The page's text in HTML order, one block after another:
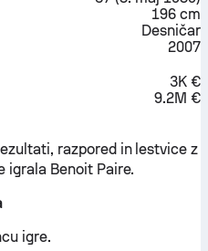
196 cm
Desničar
2007
3K €
9.2M €
razpored in lestvice z
igrala Benoit Paire.
igre.